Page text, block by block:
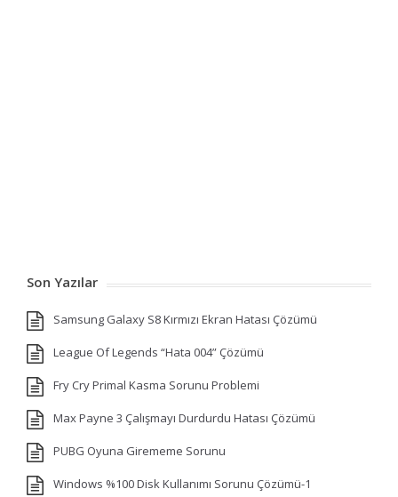
Son Yazılar
Samsung Galaxy S8 Kırmızı Ekran Hatası Çözümü
League Of Legends “Hata 004” Çözümü
Fry Cry Primal Kasma Sorunu Problemi
Max Payne 3 Çalışmayı Durdurdu Hatası Çözümü
PUBG Oyuna Girememe Sorunu
Windows %100 Disk Kullanımı Sorunu Çözümü-1